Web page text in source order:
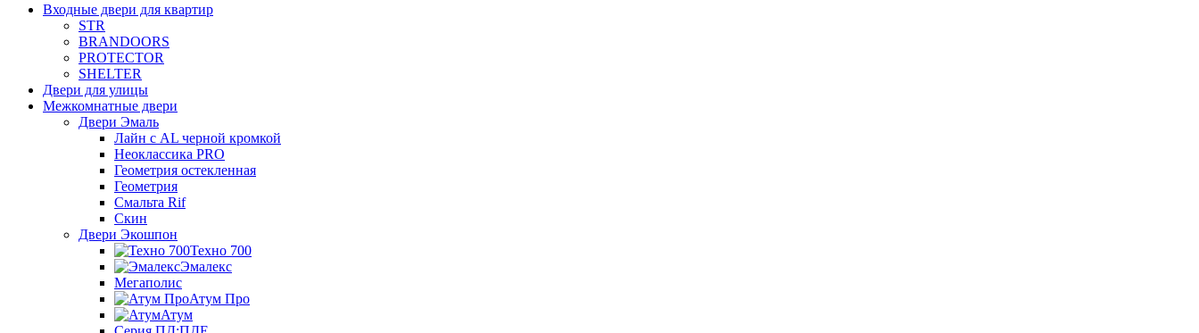
Входные двери для квартир
STR
BRANDOORS
PROTECTOR
SHELTER
Двери для улицы
Межкомнатные двери
Двери Эмаль
Лайн с AL черной кромкой
Неоклассика PRO
Геометрия остекленная
Геометрия
Смальта Rif
Скин
Двери Экошпон
Техно 700
Эмалекс
Мегаполис
Атум Про
Атум